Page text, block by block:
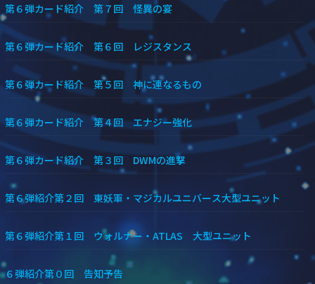
第６弾カード紹介 第７回 怪異の宴
第６弾カード紹介 第６回 レジスタンス
第６弾カード紹介 第５回 神に連なるもの
第６弾カード紹介 第４回 エナジー強化
第６弾カード紹介 第３回 DWMの進撃
第６弾紹介第２回 東妖軍・マジカルユニバース大型ユニット
第６弾紹介第１回 ウォルナー・ATLAS 大型ユニット
６弾紹介第０回 告知予告